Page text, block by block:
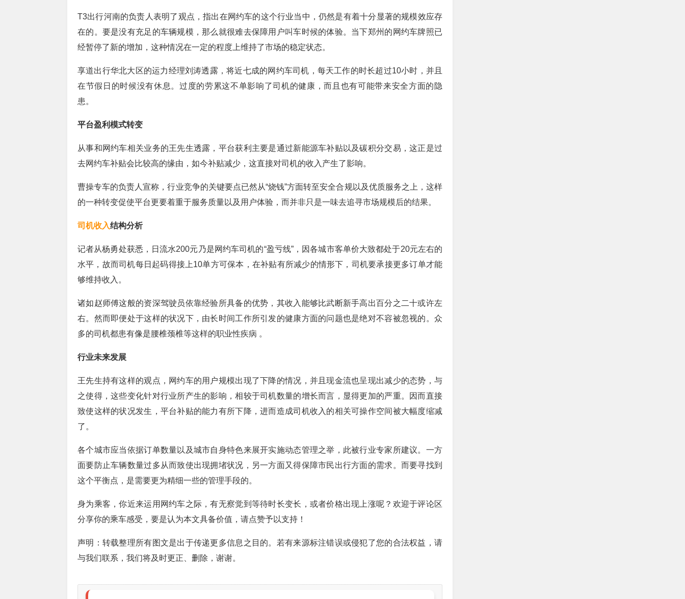
T3出行河南的负责人表明了观点，指出在网约车的这个行业当中，仍然是有着十分显著的规模效应存
在的。要是没有充足的车辆规模，那么就很难去保障用户叫车时候的体验。当下郑州的网约车牌照已
经暂停了新的增加，这种情况在一定的程度上维持了市场的稳定状态。
享道出行华北大区的运力经理刘涛透露，将近七成的网约车司机，每天工作的时长超过10小时，并且
在节假日的时候没有休息。过度的劳累这不单影响了司机的健康，而且也有可能带来安全方面的隐
患。
平台盈利模式转变
从事和网约车相关业务的王先生透露，平台获利主要是通过新能源车补贴以及碳积分交易，这正是过
去网约车补贴会比较高的缘由，如今补贴减少，这直接对司机的收入产生了影响。
曹操专车的负责人宣称，行业竞争的关键要点已然从“烧钱”方面转至安全合规以及优质服务之上，这样
的一种转变促使平台更要着重于服务质量以及用户体验，而并非只是一味去追寻市场规模后的结果。
司机收入结构分析
记者从杨勇处获悉，日流水200元乃是网约车司机的“盈亏线”，因各城市客单价大致都处于20元左右的
水平，故而司机每日起码得接上10单方可保本，在补贴有所减少的情形下，司机要承接更多订单才能
够维持收入。
诸如赵师傅这般的资深驾驶员依靠经验所具备的优势，其收入能够比武断新手高出百分之二十或许左
右。然而即便处于这样的状况下，由长时间工作所引发的健康方面的问题也是绝对不容被忽视的。众
多的司机都患有像是腰椎颈椎等这样的职业性疾病 。
行业未来发展
王先生持有这样的观点，网约车的用户规模出现了下降的情况，并且现金流也呈现出减少的态势，与
之使得，这些变化针对行业所产生的影响，相较于司机数量的增长而言，显得更加的严重。因而直接
致使这样的状况发生，平台补贴的能力有所下降，进而造成司机收入的相关可操作空间被大幅度缩减
了。
各个城市应当依据订单数量以及城市自身特色来展开实施动态管理之举，此被行业专家所建议。一方
面要防止车辆数量过多从而致使出现拥堵状况，另一方面又得保障市民出行方面的需求。而要寻找到
这个平衡点，是需要更为精细一些的管理手段的。
身为乘客，你近来运用网约车之际，有无察觉到等待时长变长，或者价格出现上涨呢？欢迎于评论区
分享你的乘车感受，要是认为本文具备价值，请点赞予以支持！
声明：转载整理所有图文是出于传递更多信息之目的。若有来源标注错误或侵犯了您的合法权益，请
与我们联系，我们将及时更正、删除，谢谢。